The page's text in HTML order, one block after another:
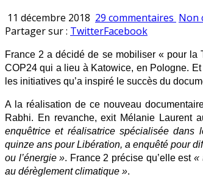
11 décembre 2018 29 commentaires sur
la
Terre
»,
France
2
fait
appel
à
une
Non
Partager sur : TwitterFacebook
France 2 a décidé de se mobiliser « pour la
COP24 qui a lieu à Katowice, en Pologne.
les initiatives qu’a inspiré le succès du
A la réalisation de ce nouveau
Rabhi. En revanche, exit Mélanie Laurent
enquêtrice et réalisatrice spécialisée dans
quinze ans pour Libération, a enquêté pour
ou l’énergie ». France 2 précise qu’elle est «
au dérèglement climatique ».